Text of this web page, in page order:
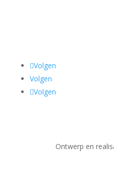
Volgen
Volgen
Volgen
Ontwerp en